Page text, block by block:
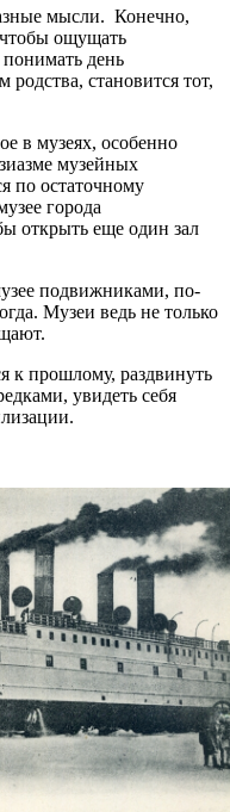
мысли. Конечно,
ощущать
день
становится тот,
в музеях, особенно
музейных
по остаточному
города
открыть еще один зал
подвижниками, по-
Музеи ведь не только
к прошлому, раздвинуть
увидеть себя